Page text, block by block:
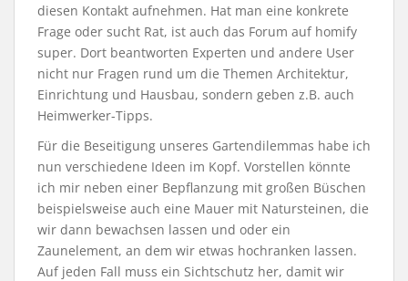
diesen Kontakt aufnehmen. Hat man eine konkrete
Frage oder sucht Rat, ist auch das Forum auf homify
super. Dort beantworten Experten und andere User
nicht nur Fragen rund um die Themen Architektur,
Einrichtung und Hausbau, sondern geben z.B. auch
Heimwerker-Tipps.
Für die Beseitigung unseres Gartendilemmas habe ich
nun verschiedene Ideen im Kopf. Vorstellen könnte
ich mir neben einer Bepflanzung mit großen Büschen
beispielsweise auch eine Mauer mit Natursteinen, die
wir dann bewachsen lassen und oder ein
Zaunelement, an dem wir etwas hochranken lassen.
Auf jeden Fall muss ein Sichtschutz her, damit wir